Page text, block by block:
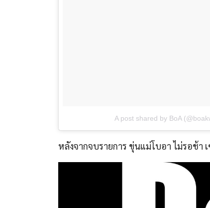
A post shared by BoA
หลังจากจบรายการ ขุ่นแม่โบอา ไม่รอช้า